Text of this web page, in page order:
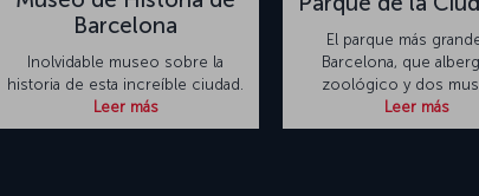
Barcelona
Inolvidable museo sobre la
historia de esta increíble ciudad.
Leer más
El parque más
Barcelona, que
zoológico y dos
Leer más